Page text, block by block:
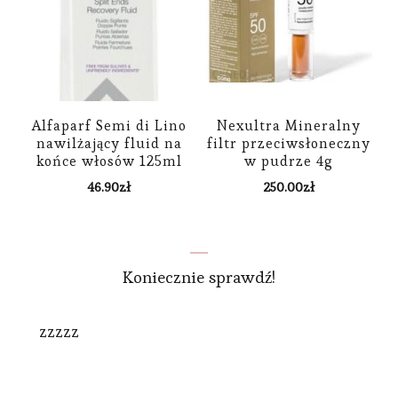
Alfaparf Semi di Lino
nawilżający fluid na
końce włosów 125ml
46.90zł
Nexultra Mineralny
filtr przeciwsłoneczny
w pudrze 4g
250.00zł
Koniecznie sprawdź!
zzzzz